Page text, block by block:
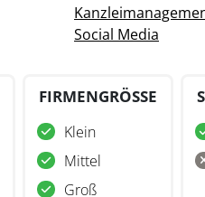
Social Media
FIRMENGRÖSSE
Klein
Mittel
Groß